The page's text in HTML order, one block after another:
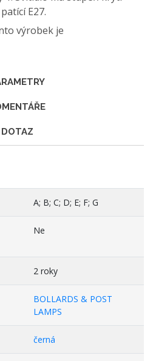
E27.
výrobek je
DOTAZ
A; B; C; D; E; F; G
Ne
2 roky
BOLLARDS & POST
LAMPS
černá